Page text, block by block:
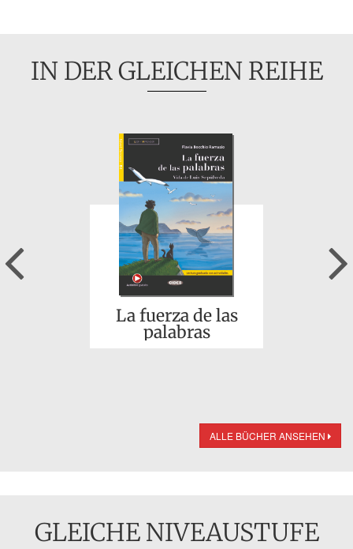
IN DER GLEICHEN REIHE
La fuerza de las
palabras
Previous
ALLE BÜCHER ANSEHEN
GLEICHE NIVEAUSTUFE